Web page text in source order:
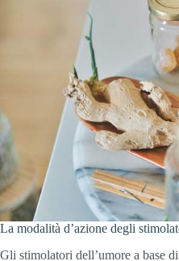
La modalità d’azione degli
Gli stimolatori dell’umore a base